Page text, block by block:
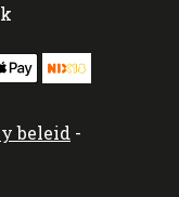
beleid -